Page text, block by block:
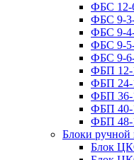
ФБС 12-
ФБС 9-
ФБС 9-
ФБС 9-
ФБС 9-
ФБП 12-
ФБП 24-
ФБП 36-
ФБП 40-
ФБП 48-
Блоки ручной
Блок